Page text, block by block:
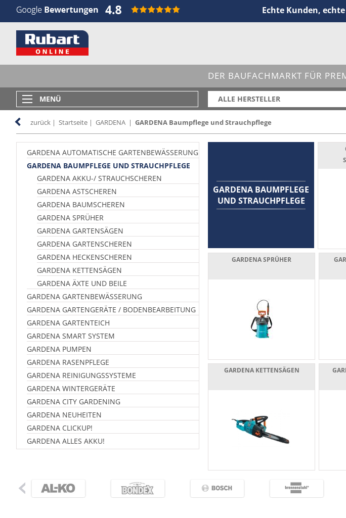
Echte Kunden,
DER BAUFACHMARKT FÜR
MENÜ ALLE HERSTELLER
zurück | Startseite | GARDENA | GARDENA Baumpflege und Strauchpflege
GARDENA AUTOMATISCHE GARTENBEWÄSSERUNG
GARDENA BAUMPFLEGE UND STRAUCHPFLEGE
GARDENA AKKU-/ STRAUCHSCHEREN
GARDENA ASTSCHEREN
GARDENA BAUMSCHEREN
GARDENA SPRÜHER
GARDENA GARTENSÄGEN
GARDENA GARTENSCHEREN
GARDENA HECKENSCHEREN
GARDENA KETTENSÄGEN
GARDENA ÄXTE UND BEILE
GARDENA GARTENBEWÄSSERUNG
GARDENA GARTENGERÄTE / BODENBEARBEITUNG
GARDENA GARTENTEICH
GARDENA SMART SYSTEM
GARDENA PUMPEN
GARDENA RASENPFLEGE
GARDENA REINIGUNGSSYSTEME
GARDENA WINTERGERÄTE
GARDENA CITY GARDENING
GARDENA NEUHEITEN
GARDENA CLICKUP!
GARDENA ALLES AKKU!
GARDENA BAUMPFLEGE
UND STRAUCHPFLEGE
GARDENA SPRÜHER
GARDENA KETTENSÄGEN